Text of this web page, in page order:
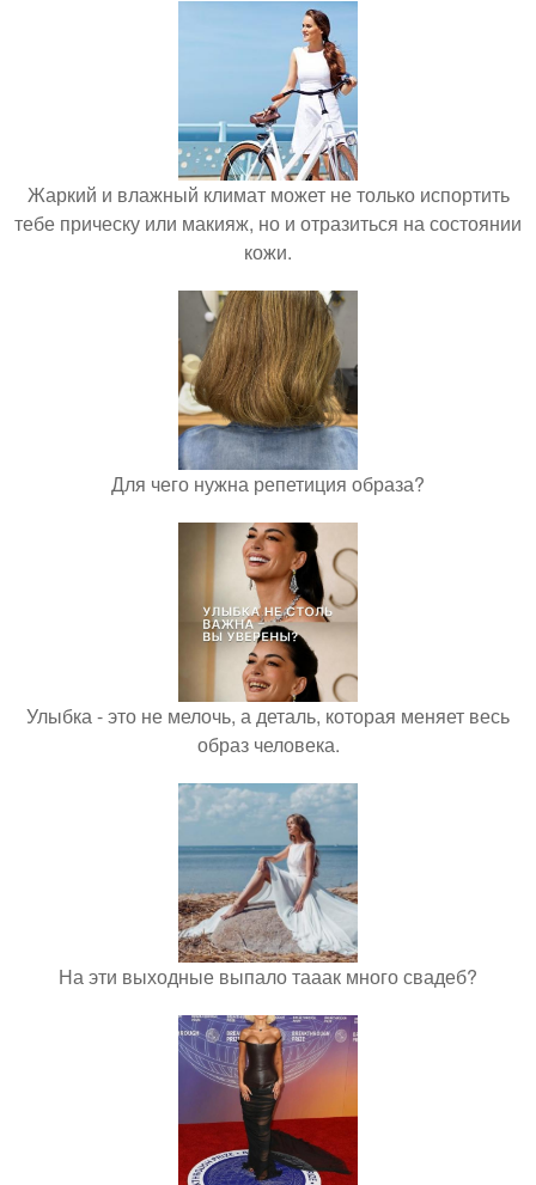
Жаркий и влажный климат может не только испортить
тебе прическу или макияж, но и отразиться на состоянии
кожи.
Для чего нужна репетиция образа?
Улыбка - это не мелочь, а деталь, которая меняет весь
образ человека.
На эти выходные выпало тааак много свадеб?